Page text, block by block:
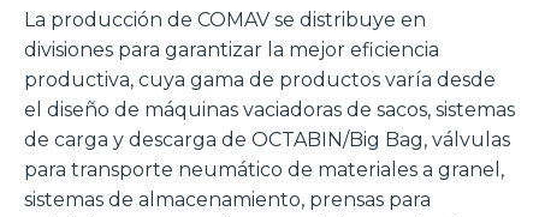
La producción de COMAV se distribuye en
divisiones para garantizar la mejor eficiencia
productiva, cuya gama de productos varía desde
el diseño de máquinas vaciadoras de sacos, sistemas
de carga y descarga de OCTABIN/Big Bag, válvulas
para transporte neumático de materiales a granel,
sistemas de almacenamiento, prensas para